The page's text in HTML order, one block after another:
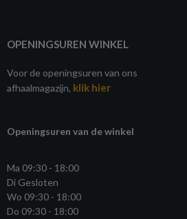
OPENINGSUREN WINKEL
Voor de openingsuren van ons
afhaalmagazijn, klik hier
Openingsuren van de winkel
Ma 09:30 - 18:00
Di Gesloten
Wo 09:30 - 18:00
Do 09:30 - 18:00